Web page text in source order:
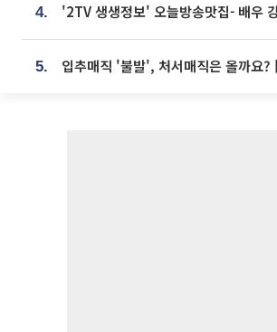
4.
5. 입추매직 '불발', 처서매직은 올까요?